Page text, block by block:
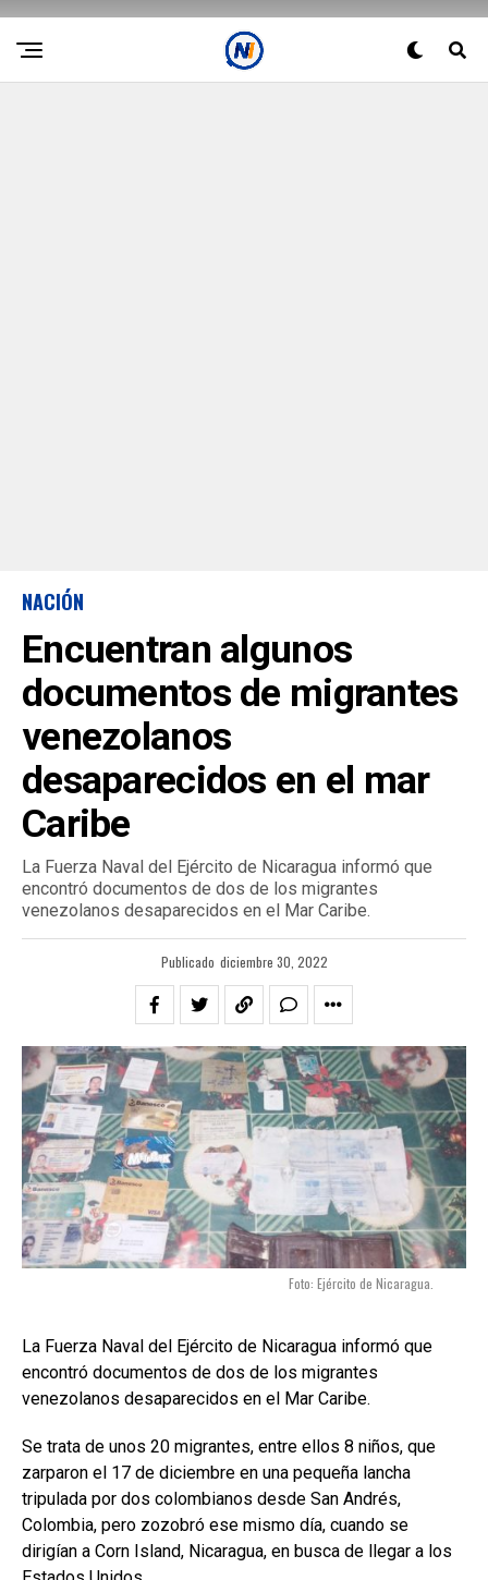
NACIÓN
Encuentran algunos
documentos de migrantes
venezolanos
desaparecidos en el mar
Caribe
La Fuerza Naval del Ejército de Nicaragua informó que
encontró documentos de dos de los migrantes
venezolanos desaparecidos en el Mar Caribe.
Publicado diciembre 30, 2022
Foto: Ejército de Nicaragua.
La Fuerza Naval del Ejército de Nicaragua informó que
encontró documentos de dos de los migrantes
venezolanos desaparecidos en el Mar Caribe.
Se trata de unos 20 migrantes, entre ellos 8 niños, que
zarparon el 17 de diciembre en una pequeña lancha
tripulada por dos colombianos desde San Andrés,
Colombia, pero zozobró ese mismo día, cuando se
dirigían a Corn Island, Nicaragua, en busca de llegar a los